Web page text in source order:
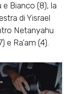
e Bianco (8), la
di Yisrael
Netanyahu
e Ra’am (4).